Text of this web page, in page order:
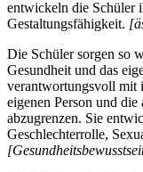
entwickeln die Schüler
Gestaltungsfähigkeit.
Die Schüler sorgen so
Gesundheit und das
verantwortungsvoll mit
eigenen Person und
abzugrenzen. Sie
Geschlechterrolle,